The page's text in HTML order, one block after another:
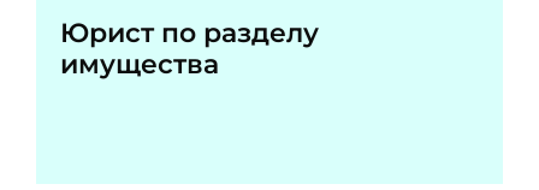
Юрист по разделу
имущества